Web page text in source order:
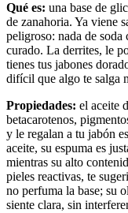
Qué es: una base de
de zanahoria. Ya viene
peligroso: nada de soda
curado. La derrites, le
tienes tus jabones
difícil que algo te salga
Propiedades: el aceite
betacarotenos,
y le regalan a tu jabón
aceite, su espuma es
mientras su alto
pieles reactivas, te
no perfuma la base; su
siente clara, sin